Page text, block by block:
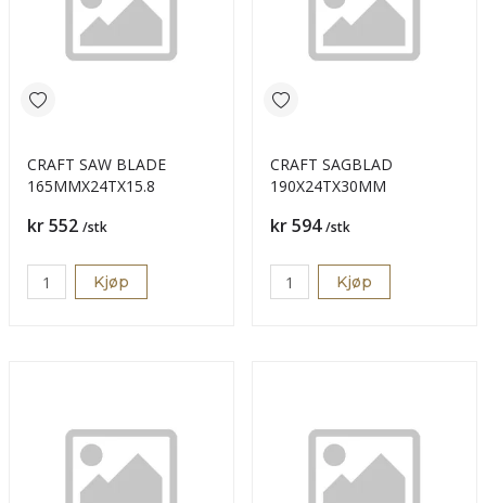
CRAFT SAW BLADE
165MMX24TX15.8
Pris
kr 552 /stk
Kjøp
CRAFT SAGBLAD
190X24TX30MM
Pris
kr 594 /stk
Kjøp